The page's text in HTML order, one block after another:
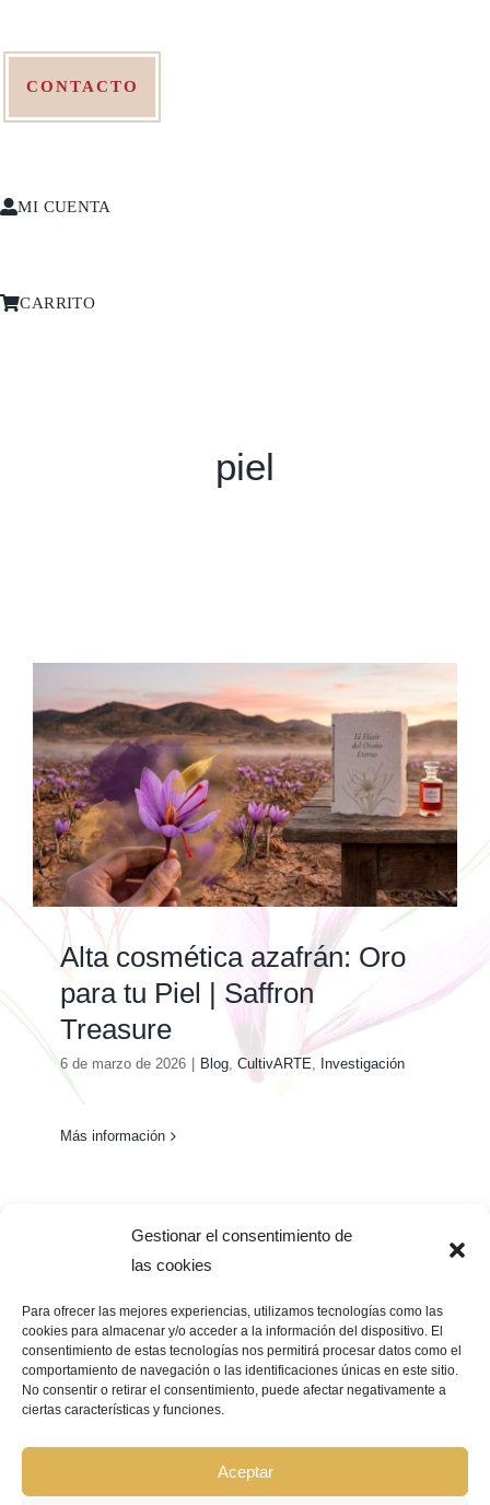
Gestionar el consentimiento de
las cookies
Para ofrecer las mejores experiencias, utilizamos tecnologías como las
cookies para almacenar y/o acceder a la información del dispositivo. El
consentimiento de estas tecnologías nos permitirá procesar datos como el
comportamiento de navegación o las identificaciones únicas en este sitio.
No consentir o retirar el consentimiento, puede afectar negativamente a
ciertas características y funciones.
Aceptar
CONTACTO
MI CUENTA
CARRITO
piel
Alta cosmética azafrán: Oro
para tu Piel | Saffron
Treasure
6 de marzo de 2026 Blog, CultivARTE, Investigación
Más información
Pago Seguro –¿Que significa?
© Copyright 2026 | GRUPO BIOCOSMÉTICA LA FLOR DEL AZAFRÁN |